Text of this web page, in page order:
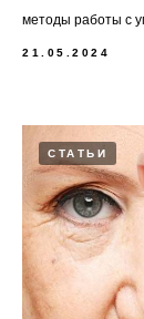
методы работы с
21.05.2024
СТАТЬИ